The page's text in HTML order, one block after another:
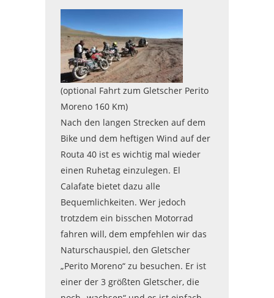
(optional Fahrt zum Gletscher Perito
Moreno 160 Km)
Nach den langen Strecken auf dem
Bike und dem heftigen Wind auf der
Routa 40 ist es wichtig mal wieder
einen Ruhetag einzulegen. El
Calafate bietet dazu alle
Bequemlichkeiten. Wer jedoch
trotzdem ein bisschen Motorrad
fahren will, dem empfehlen wir das
Naturschauspiel, den Gletscher
„Perito Moreno“ zu besuchen. Er ist
einer der 3 größten Gletscher, die